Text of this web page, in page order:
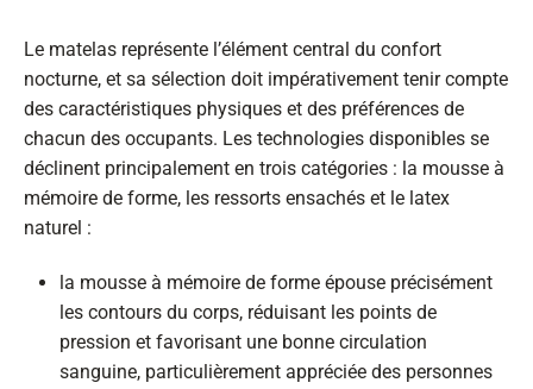
Le matelas représente l’élément central du confort
nocturne, et sa sélection doit impérativement tenir compte
des caractéristiques physiques et des préférences de
chacun des occupants. Les technologies disponibles se
déclinent principalement en trois catégories : la mousse à
mémoire de forme, les ressorts ensachés et le latex
naturel :
la mousse à mémoire de forme épouse précisément
les contours du corps, réduisant les points de
pression et favorisant une bonne circulation
sanguine, particulièrement appréciée des personnes